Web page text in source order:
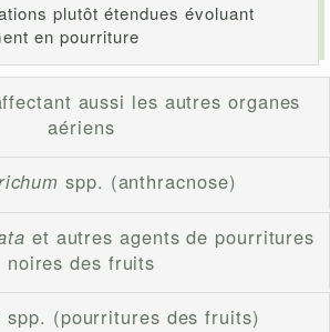
plutôt étendues évoluant
en pourriture
aussi les autres organes
aériens
spp. (anthracnose)
et autres agents de pourritures
noires des fruits
spp. (pourritures des fruits)